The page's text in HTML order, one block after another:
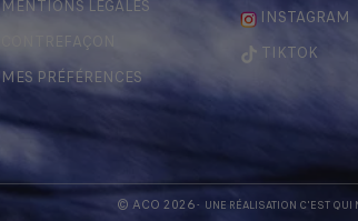
MENTIONS LÉGALES
CONTREFAÇON
MES PRÉFÉRENCES
INSTAGRAM
TIKTOK
© ACO 2026- UNE RÉALISATION C'EST QUI